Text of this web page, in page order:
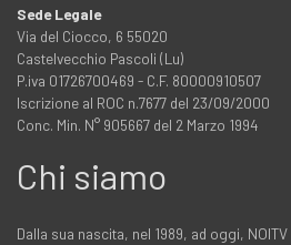
Sede Legale
Via del Ciocco, 6 55020
Castelvecchio Pascoli (Lu)
P.iva 01726700469 - C.F. 80000910507
Iscrizione al ROC n.7677 del 23/09/2000
Conc. Min. N° 905667 del 2 Marzo 1994
Chi siamo
Dalla sua nascita, nel 1989, ad oggi,